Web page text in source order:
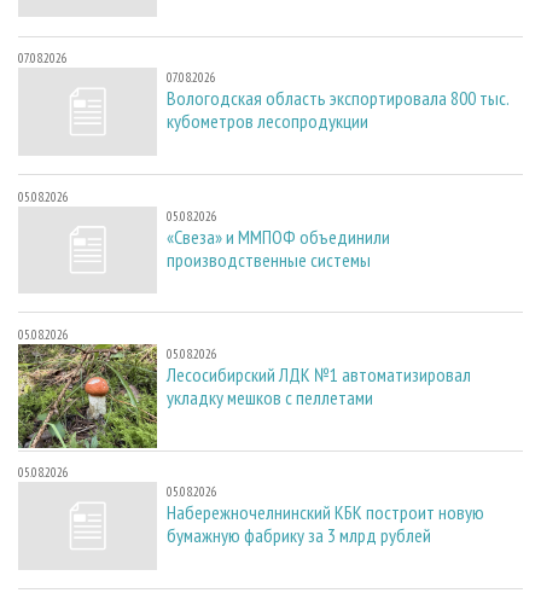
07.08.2026
07.08.2026
Вологодская область экспортировала 800 тыс.
кубометров лесопродукции
05.08.2026
05.08.2026
«Свеза» и ММПОФ объединили
производственные системы
05.08.2026
05.08.2026
Лесосибирский ЛДК №1 автоматизировал
укладку мешков с пеллетами
05.08.2026
05.08.2026
Набережночелнинский КБК построит новую
бумажную фабрику за 3 млрд рублей